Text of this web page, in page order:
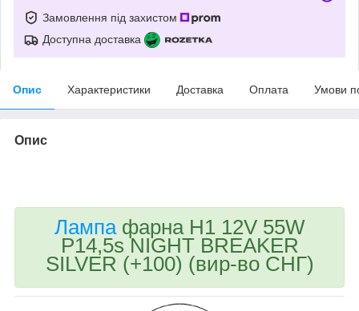
Замовлення під захистом
Доступна доставка
Опис Характеристики Доставка Оплата Умови
Опис
Лампафарна H1 12V 55W
P14,5s NIGHT BREAKER
SILVER (+100) (вир-во СНГ)